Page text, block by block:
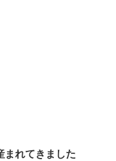
まれてきました